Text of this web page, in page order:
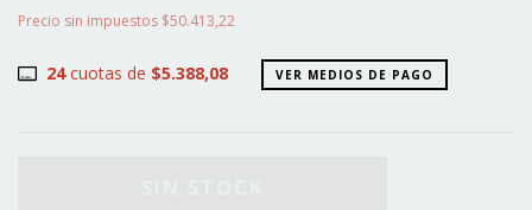
Precio sin impuestos $50.413,22
24cuotas de $5.388,08 VER MEDIOS DE PAGO